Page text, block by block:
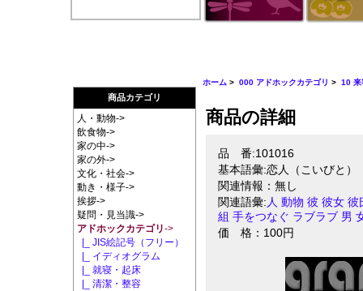
商品カテゴリ
人・動物->
飲食物->
家の中->
家の外->
文化・社会->
動き・様子->
挨拶->
疑問・見当識->
アドホックカテゴリ->
|_ JIS絵記号（フリー）
|_ イディオグラム
|_ 就寝・起床
|_ 清潔・整容
ホーム >000 アドホックカテゴリ >10 来
商品の詳細
品 番:101016
基本語彙:恋人（こいびと）
関連情報：無し
関連語彙: 人 動物 彼 彼女 彼
組 手をつなぐ ラブラブ 男
価 格：100円